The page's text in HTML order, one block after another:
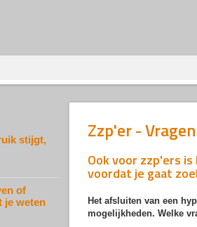
stijgt,
of
je weten
Zzp'er -
Ook voor zzp'ers
voordat je gaat
Het afsluiten van een
mogelijkheden. Welke